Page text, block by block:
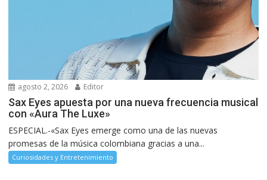
agosto 2, 2026 Editor
Sax Eyes apuesta por una nueva frecuencia musical
con «Aura The Luxe»
ESPECIAL.-«Sax Eyes emerge como una de las nuevas
promesas de la música colombiana gracias a una...
Curiosidades y Entretenimiento